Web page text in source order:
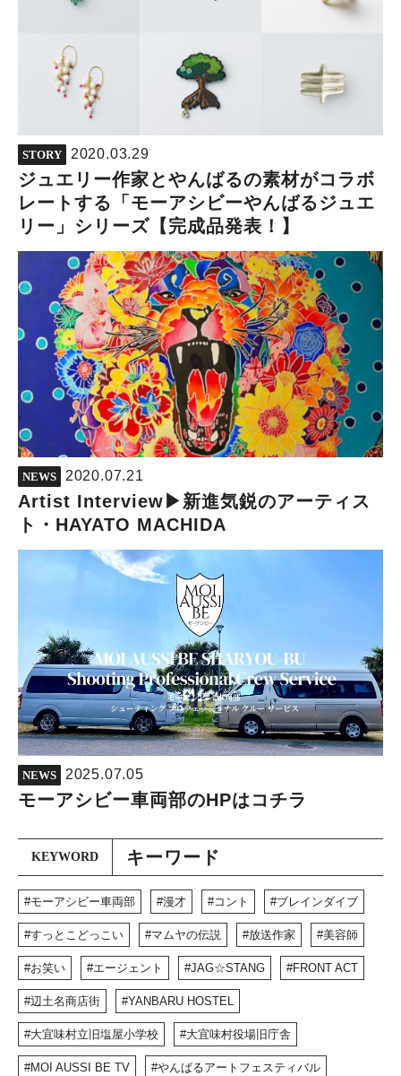
STORY 2020.03.29
ジュエリー作家とやんばるの素材がコラボ
レートする「モーアシビーやんばるジュエ
リー」シリーズ【完成品発表！】
NEWS 2020.07.21
Artist Interview▶︎新進気鋭のアーティス
ト・HAYATO MACHIDA
NEWS 2025.07.05
モーアシビー車両部のHPはコチラ
キーワード
KEYWORD
モーアシビー車両部 漫才 コント ブレインダイブ
すっとこどっこい マムヤの伝説 放送作家 美容師
お笑い エージェント JAG☆STANG FRONT ACT
辺土名商店街 YANBARU HOSTEL
大宜味村立旧塩屋小学校 大宜味村役場旧庁舎
MOI AUSSI BE TV やんばるアートフェスティバル